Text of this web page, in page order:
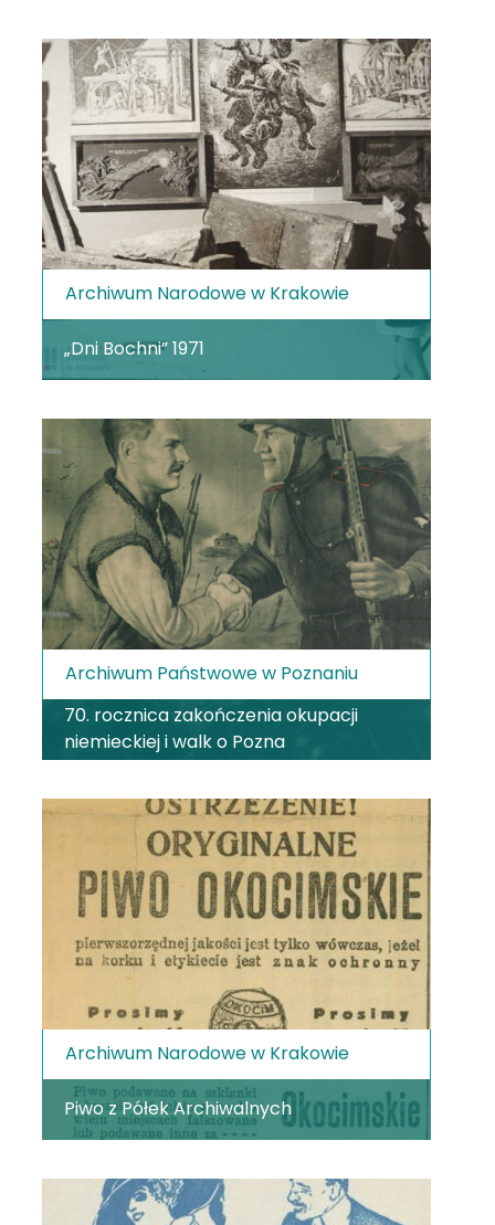
Archiwum Narodowe w Krakowie
„Dni Bochni” 1971
Archiwum Państwowe w Poznaniu
70. rocznica zakończenia okupacji
niemieckiej i walk o Pozna
Archiwum Narodowe w Krakowie
Piwo z Półek Archiwalnych